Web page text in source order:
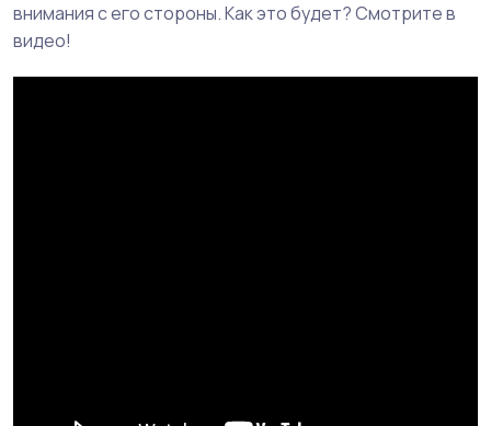
внимания с его стороны. Как это будет? Смотрите в
видео!